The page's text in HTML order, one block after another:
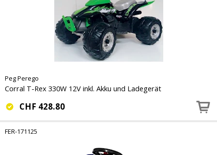
Peg Perego
Corral T-Rex 330W 12V inkl. Akku und Ladegerät
CHF 428.80
FER-171125